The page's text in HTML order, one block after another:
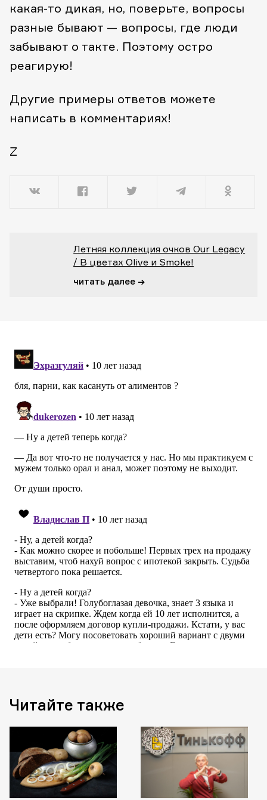
какая-то дикая, но, поверьте, вопросы
разные бывают — вопросы, где люди
забывают о такте. Поэтому остро
реагирую!
Другие примеры ответов можете
написать в комментариях!
Z
Летняя коллекция очков Our Legacy
/ В цветах Olive и Smoke!
читать далее →
Читайте также